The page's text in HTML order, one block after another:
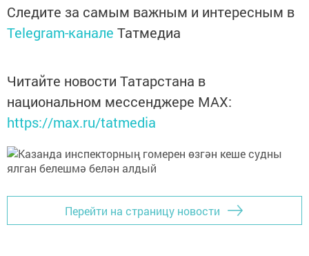
Следите за самым важным и интересным в
Telegram-канале Татмедиа
Читайте новости Татарстана в
национальном мессенджере MАХ:
https://max.ru/tatmedia
Перейти на страницу новости